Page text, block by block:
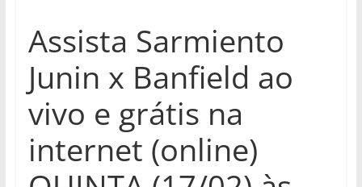
Assista Sarmiento
Junin x Banfield ao
vivo e grátis na
internet (online)